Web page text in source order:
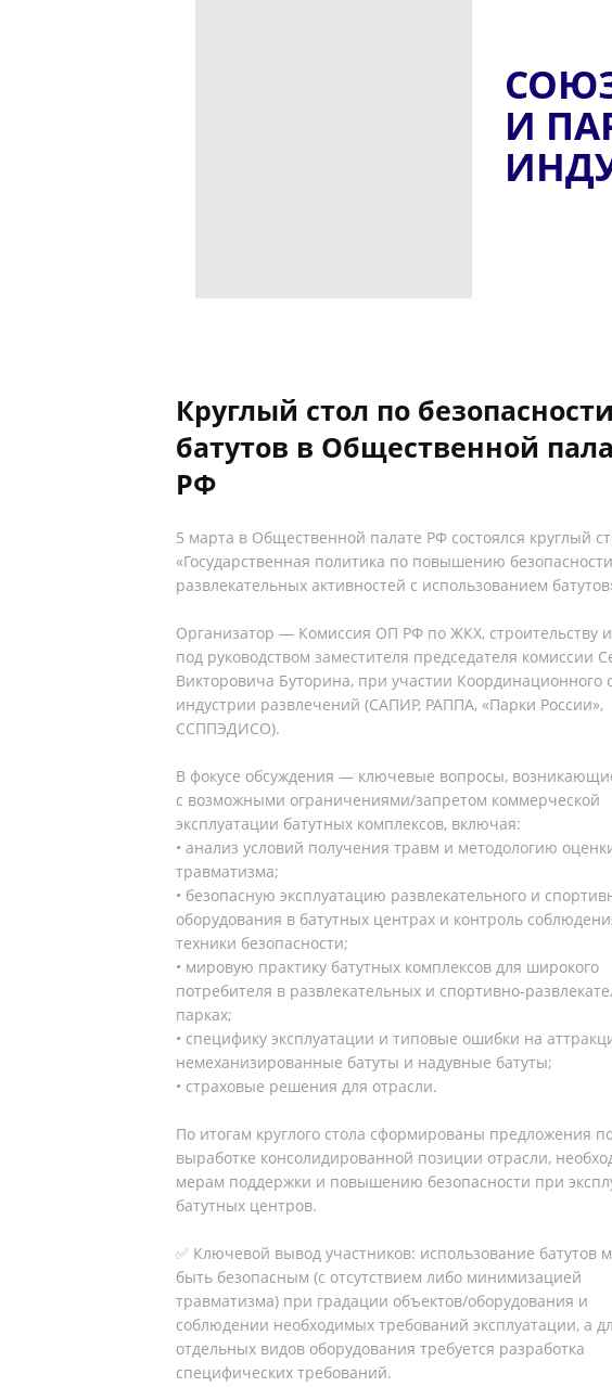
И
Круглый стол по безопасности
батутов в Общественной
РФ
5 марта в Общественной палате РФ состоялся круглый
«Государственная политика по повышению безопасности
развлекательных активностей с использованием
Организатор — Комиссия ОП РФ по ЖКХ, строительству
под руководством заместителя председателя комиссии
Викторовича Буторина, при участии Координационного
индустрии развлечений (САПИР, РАППА, «Парки России»,
ССППЭДИСО).
В фокусе обсуждения — ключевые вопросы,
с возможными ограничениями/запретом коммерческой
эксплуатации батутных комплексов, включая:
• анализ условий получения травм и методологию
травматизма;
• безопасную эксплуатацию развлекательного и
оборудования в батутных центрах и контроль
техники безопасности;
• мировую практику батутных комплексов для широкого
потребителя в развлекательных и спортивно-
парках;
• специфику эксплуатации и типовые ошибки на
немеханизированные батуты и надувные батуты;
• страховые решения для отрасли.
По итогам круглого стола сформированы предложения
выработке консолидированной позиции отрасли,
мерам поддержки и повышению безопасности при
батутных центров.
✅ Ключевой вывод участников: использование батутов
быть безопасным (с отсутствием либо минимизацией
травматизма) при градации объектов/оборудования и
соблюдении необходимых требований эксплуатации, а
отдельных видов оборудования требуется разработка
специфических требований.